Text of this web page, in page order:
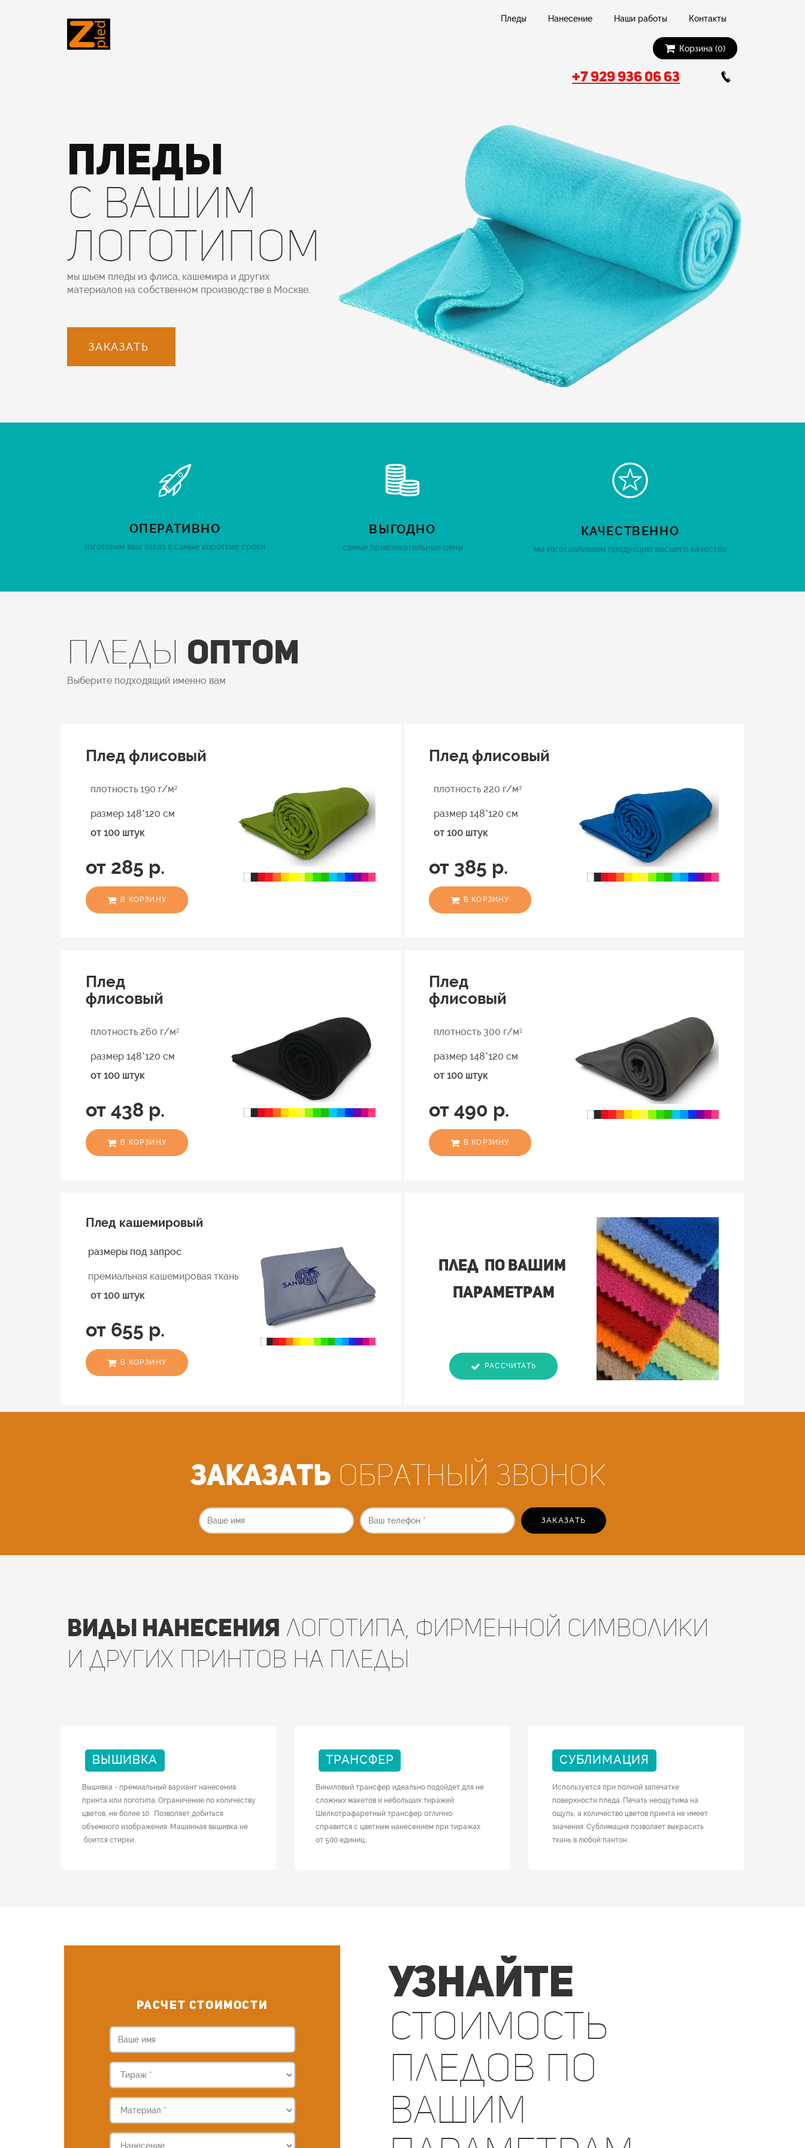
Пледы Нанесение Наши работы Контакты
Корзина (0)
+7 929 936 06 63
ПЛЕДЫ
С ВАШИМ
ЛОГОТИПОМ
мы шьем пледы из флиса, кашемира и других
материалов на собственном производстве в Москве.
ЗАКАЗАТЬ
ОПЕРАТИВНО
изготовим ваш заказ в самые короткие сроки
ВЫГОДНО
самые привлекательные цены
КАЧЕСТВЕННО
мы изготавливаем продукцию высшего качества
Пледы оптом
Выберите подходящий именно вам
Плед флисовый
плотность 190 г/м²
размер 148*120 см
от 100 штук
от 285 р.
В КОРЗИНУ
Плед флисовый
плотность 220 г/м²
размер 148*120 см
от 100 штук
от 385 р.
В КОРЗИНУ
Плед
флисовый
плотность 260 г/м²
размер 148*120 см
от 100 штук
от 438 р.
В КОРЗИНУ
Плед
флисовый
плотность 300 г/м²
размер 148*120 см
от 100 штук
от 490 р.
В КОРЗИНУ
Плед кашемировый
размеры под запрос
премиальная кашемировая ткань
от 100 штук
от 655 р.
В КОРЗИНУ
плед по вашим
параметрам
РАССЧИТАТЬ
Заказать обратный звонок
ЗАКАЗАТЬ
Виды нанесения логотипа, фирменной символики
и других принтов на пледы
ВЫШИВКА
Вышивка - премиальный вариант нанесения
принта или логотипа. Ограничение по количеству
цветов, не более 10. Позволяет добиться
объемного изображения. Машинная вышивка не
боится стирки.
ТРАНСФЕР
Виниловый трансфер идеально подойдет для не
сложных макетов и небольших тиражей.
Шелкотрафаретный трансфер отлично
справится с цветным нанесением при тиражах
от 500 единиц..
СУБЛИМАЦИЯ
Используется при полной запечатке
поверхности пледа. Печать неощутима на
ощупь, а количество цветов принта не имеет
значения. Сублимация позволяет выкрасить
ткань в любой пантон.
РАСЧЕТ СТОИМОСТИ Узнайте
стоимость
пледов по
вашим